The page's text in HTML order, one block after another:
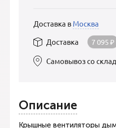
Доставка в Москва
Доставка
7 095 ₽
Самовывоз со
Описание
Крышные вентиляторы